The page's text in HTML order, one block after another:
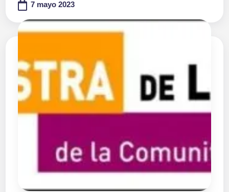
7 mayo 2023